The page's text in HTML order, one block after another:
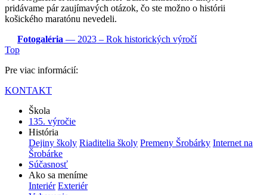
pridávame pár zaujímavých otázok, čo ste možno o histórii
košického maratónu nevedeli.
Fotogaléria — 2023 – Rok historických výročí
Top
Pre viac informácií:
KONTAKT
Škola
135. výročie
História
Dejiny školy Riaditelia školy Premeny Šrobárky Internet na
Šrobárke
Súčasnosť
Ako sa meníme
Interiér Exteriér